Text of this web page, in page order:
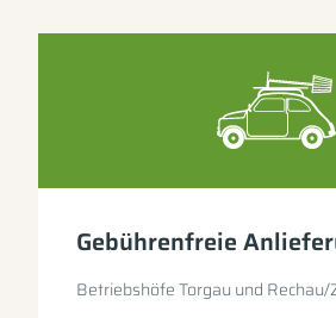
Gebührenfreie
Betriebshöfe Torgau und Rechau/